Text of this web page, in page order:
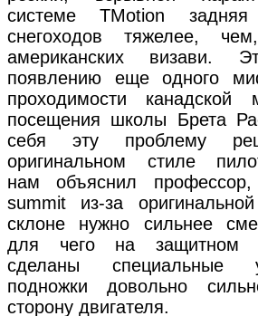
системе TMotion
снегоходов тяжелее,
американских визави.
появлению еще одного
проходимости
посещения школы Брета
себя эту проблему
оригинальном стиле
нам объяснил
summit из-за
склоне нужно сильнее
для чего на защитном
сделаны специальные
подножки довольно
сторону двигателя.